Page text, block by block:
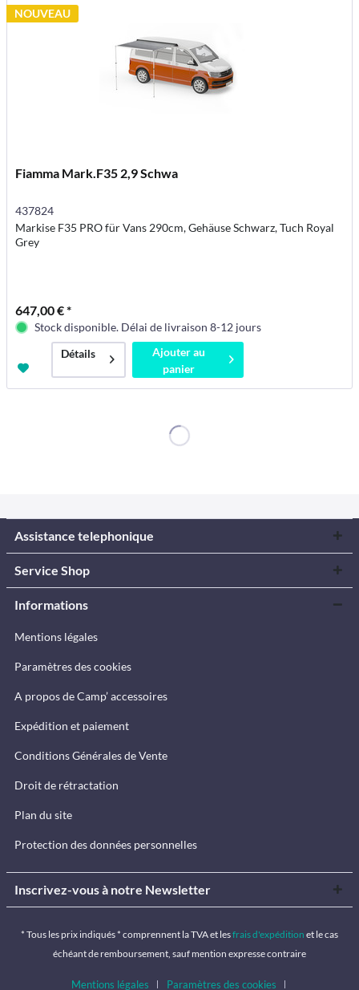
NOUVEAU
Fiamma Mark.F35 2,9 Schwa
437824
Markise F35 PRO für Vans 290cm, Gehäuse Schwarz, Tuch Royal
Grey
647,00 € *
Stock disponible. Délai de livraison 8-12 jours
Détails
Ajouter au
panier
Assistance telephonique
Service Shop
Informations
Mentions légales
Paramètres des cookies
A propos de Camp’ accessoires
Expédition et paiement
Conditions Générales de Vente
Droit de rétractation
Plan du site
Protection des données personnelles
Inscrivez-vous à notre Newsletter
* Tous les prix indiqués * comprennent la TVA et lesfrais d'expédition et le cas
échéant de remboursement, sauf mention expresse contraire
Mentions légales Paramètres des cookies